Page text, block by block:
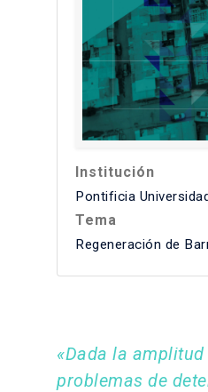
Institución
Pontificia
Tema
Regeneración de
«Dada la
problemas de